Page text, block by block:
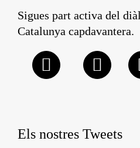
Sigues part activa del
Catalunya capdavantera.
Els nostres Tweets